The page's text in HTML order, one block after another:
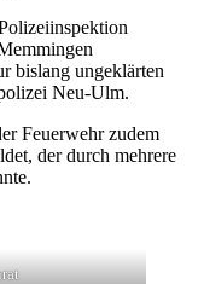
bislang ungeklärten
Neu-Ulm.
Feuerwehr zudem
der durch mehrere